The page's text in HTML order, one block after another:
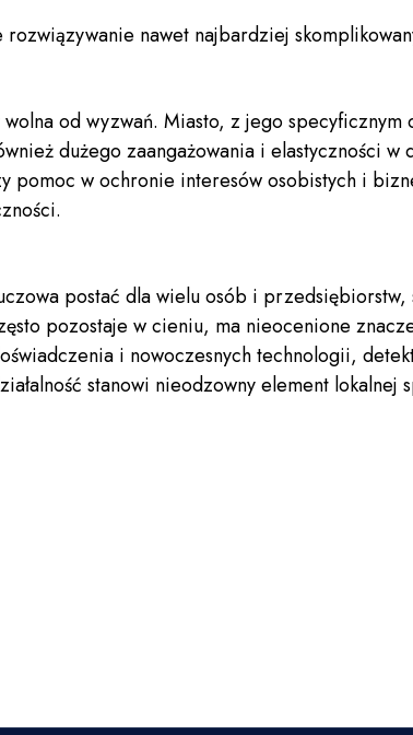
nawet najbardziej
od wyzwań. Miasto, z jego
dużego zaangażowania i elastyczności w
pomoc w ochronie interesów osobistych i
postać dla wielu osób i
pozostaje w cieniu, ma nieocenione
i nowoczesnych technologii,
stanowi nieodzowny element lokalnej